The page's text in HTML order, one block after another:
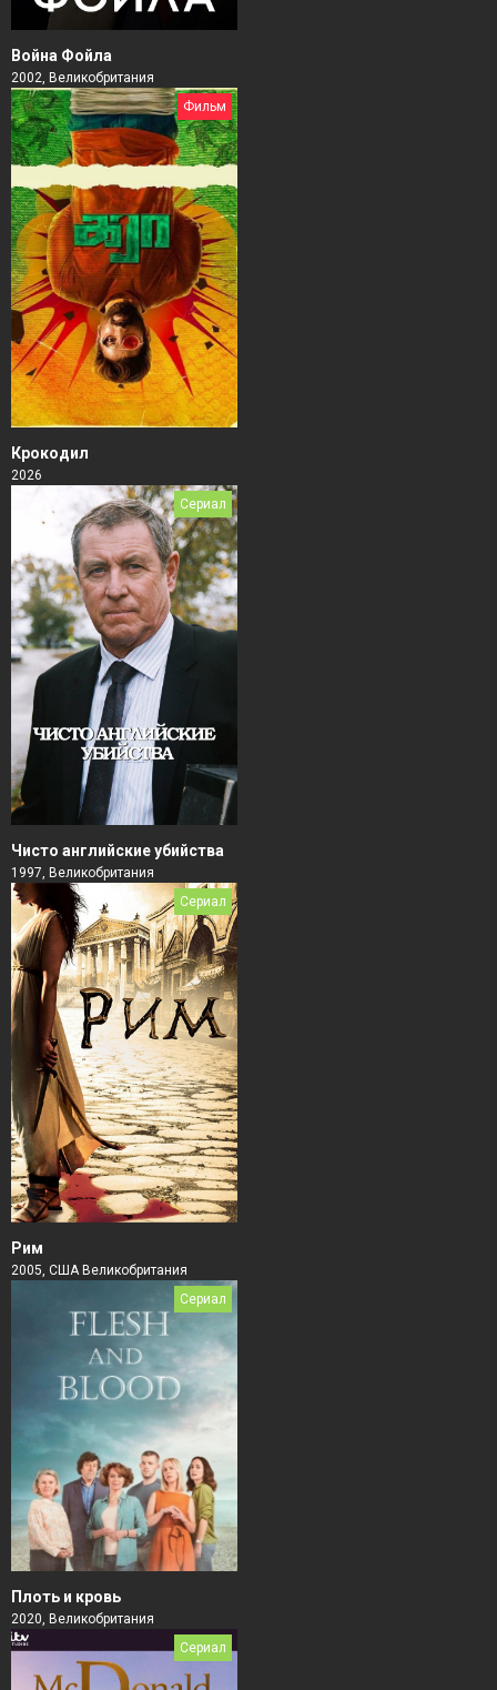
Война Фойла
2002, Великобритания
Фильм
Крокодил
2026
Сериал
Чисто английские убийства
1997, Великобритания
Сериал
Рим
2005, США Великобритания
Сериал
Плоть и кровь
2020, Великобритания
Сериал